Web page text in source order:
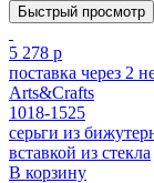
Быстрый просмотр
5 278 р
поставка через 2
Arts&Crafts
1018-1525
серьги из
вставкой из стекла
В корзину